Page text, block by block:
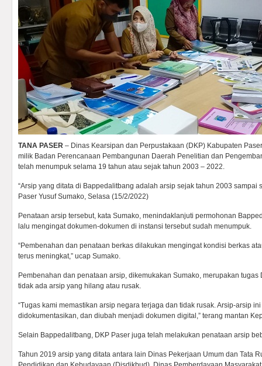
TANA PASER – Dinas Kearsipan dan Perpustakaan (DKP) Kabupaten
milik Badan Perencanaan Pembangunan Daerah Penelitian dan
telah menumpuk selama 19 tahun atau sejak tahun 2003 – 2022.
“Arsip yang ditata di Bappedalitbang adalah arsip sejak tahun 2003 sampai
Paser Yusuf Sumako, Selasa (15/2/2022)
Penataan arsip tersebut, kata Sumako, menindaklanjuti permohonan
lalu mengingat dokumen-dokumen di instansi tersebut sudah menumpuk.
“Pembenahan dan penataan berkas dilakukan mengingat kondisi berkas
terus meningkat,” ucap Sumako.
Pembenahan dan penataan arsip, dikemukakan Sumako, merupakan tugas
tidak ada arsip yang hilang atau rusak.
“Tugas kami memastikan arsip negara terjaga dan tidak rusak. Arsip-arsip
didokumentasikan, dan diubah menjadi dokumen digital,” terang mantan
Selain Bappedalitbang, DKP Paser juga telah melakukan penataan arsip
Tahun 2019 arsip yang ditata antara lain Dinas Pekerjaan Umum dan Tata